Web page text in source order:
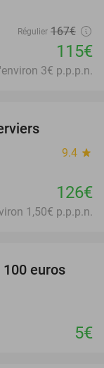
Régulier 167€
115€
3€ p.p.p.n.
9.4 star
126€
1,50€ p.p.p.n.
euros
5€